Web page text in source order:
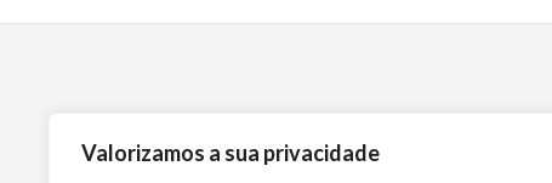
Valorizamos a sua privacidade